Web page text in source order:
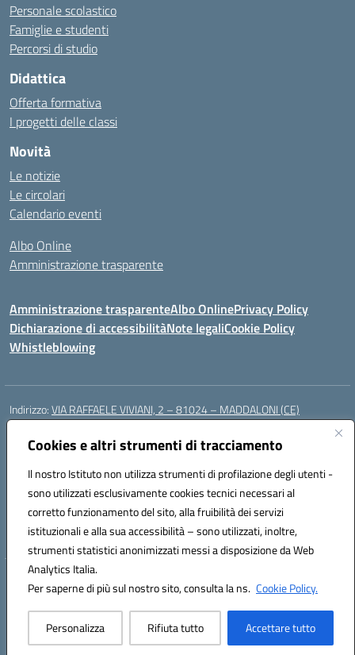
Cookies e altri strumenti di tracciamento
Il nostro Istituto non utilizza strumenti di profilazione degli utenti -
sono utilizzati esclusivamente cookies tecnici necessari al
corretto funzionamento del sito, alla fruibilità dei servizi
istituzionali e alla sua accessibilità – sono utilizzati, inoltre,
strumenti statistici anonimizzati messi a disposizione da Web
Analytics Italia.
Per saperne di più sul nostro sito, consulta la ns. Cookie Policy.
Personalizza Rifiuta tutto Accettare tutto
Personale scolastico
Famiglie e studenti
Percorsi di studio
Didattica
Offerta formativa
I progetti delle classi
Novità
Le notizie
Le circolari
Calendario eventi
Albo Online
Amministrazione trasparente
Amministrazione trasparenteAlbo OnlinePrivacy Policy
Dichiarazione di accessibilitàNote legaliCookie Policy
Whistleblowing
Indirizzo:VIA RAFFAELE VIVIANI, 2 – 81024 – MADDALONI (CE)
Centralino:
Posta elettronica certificata (PEC):ceic8av00r@pec.istruzione.it
Codice fiscale: 93086020612
Codice meccanografico:CEIC8AV00R
Codice Indice delle Pubbliche Amministrazioni (IPA): icamm
Codice unico di fatturazione (CUF): UF8WE6
Hosting & Powered by 3D Solution S.r.l.
Concept & Design by Designers Italia